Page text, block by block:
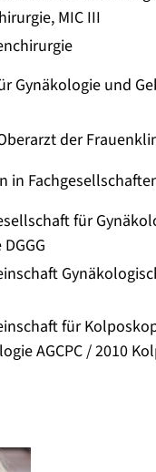
MIC III
Gynäkologie und
der
in
für
für
AGCPC / 2010